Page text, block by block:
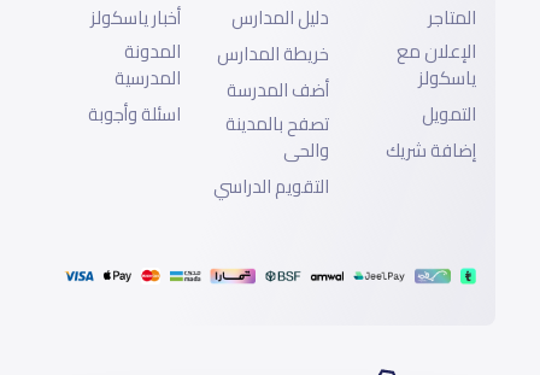
المتاجر
الإعلان مع
ياسكولز
التمويل
إضافة شريك
دليل المدارس
خريطة المدارس
أضف المدرسة
تصفح بالمدينة
والحى
التقويم الدراسي
أخبار ياسكولز
المدونة
المدرسية
اسئلة وأجوبة